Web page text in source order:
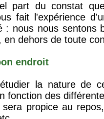
part du constat
fait l'expérience
: nous nous sentons
dehors de toute
endroit
la nature de
fonction des
propice au